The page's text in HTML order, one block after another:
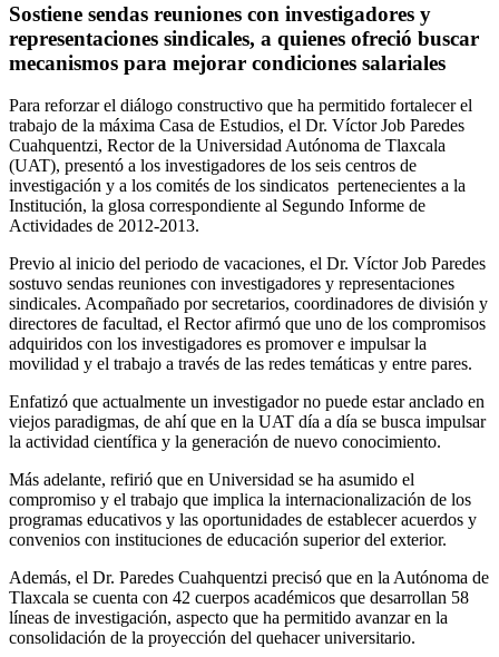
Sostiene sendas reuniones con investigadores y
representaciones sindicales, a quienes ofreció buscar
mecanismos para mejorar condiciones salariales
Para reforzar el diálogo constructivo que ha permitido fortalecer el
trabajo de la máxima Casa de Estudios, el Dr. Víctor Job Paredes
Cuahquentzi, Rector de la Universidad Autónoma de Tlaxcala
(UAT), presentó a los investigadores de los seis centros de
investigación y a los comités de los sindicatos pertenecientes a la
Institución, la glosa correspondiente al Segundo Informe de
Actividades de 2012-2013.
Previo al inicio del periodo de vacaciones, el Dr. Víctor Job Paredes
sostuvo sendas reuniones con investigadores y representaciones
sindicales. Acompañado por secretarios, coordinadores de división y
directores de facultad, el Rector afirmó que uno de los compromisos
adquiridos con los investigadores es promover e impulsar la
movilidad y el trabajo a través de las redes temáticas y entre pares.
Enfatizó que actualmente un investigador no puede estar anclado en
viejos paradigmas, de ahí que en la UAT día a día se busca impulsar
la actividad científica y la generación de nuevo conocimiento.
Más adelante, refirió que en Universidad se ha asumido el
compromiso y el trabajo que implica la internacionalización de los
programas educativos y las oportunidades de establecer acuerdos y
convenios con instituciones de educación superior del exterior.
Además, el Dr. Paredes Cuahquentzi precisó que en la Autónoma de
Tlaxcala se cuenta con 42 cuerpos académicos que desarrollan 58
líneas de investigación, aspecto que ha permitido avanzar en la
consolidación de la proyección del quehacer universitario.